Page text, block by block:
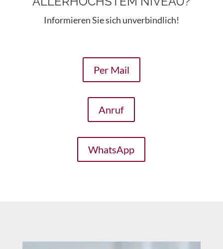
Informieren Sie sich unverbindlich!
Per Mail
Anruf
WhatsApp